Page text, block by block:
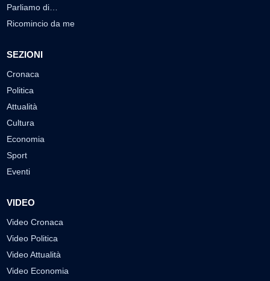
Parliamo di…
Ricomincio da me
SEZIONI
Cronaca
Politica
Attualità
Cultura
Economia
Sport
Eventi
VIDEO
Video Cronaca
Video Politica
Video Attualità
Video Economia